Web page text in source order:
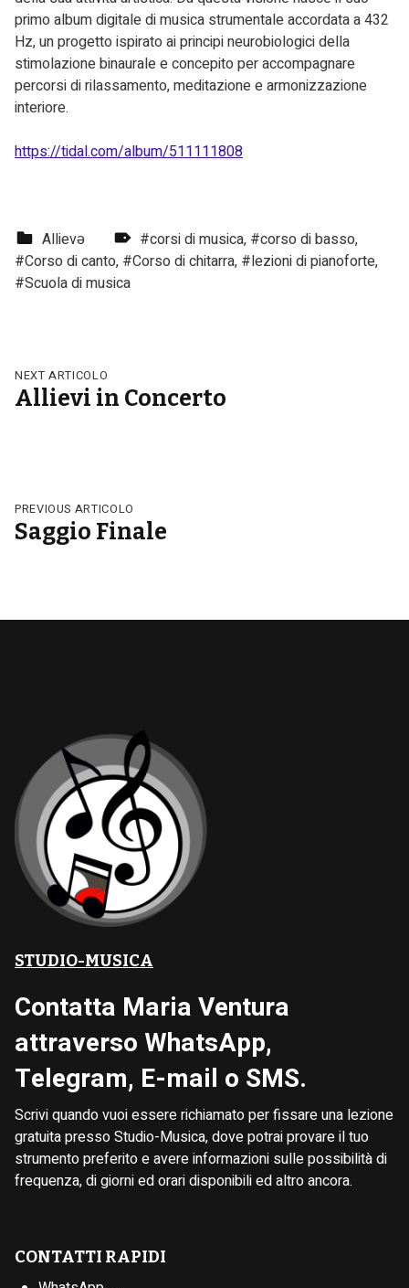
primo album digitale di musica strumentale accordata a 432
Hz, un progetto ispirato ai principi neurobiologici della
stimolazione binaurale e concepito per accompagnare
percorsi di rilassamento, meditazione e armonizzazione
interiore.
https://tidal.com/album/511111808
Categorized in:
Allievə Tagged as:corsi di musica, corso di basso,
Corso di canto, Corso di chitarra, lezioni di pianoforte,
Scuola di musica
Navigazione articoli
PREVIOUS ARTICOLO
Saggio Finale
NEXT ARTICOLO
Allievi in Concerto
STUDIO-MUSICA
Contatta Maria Ventura
attraverso WhatsApp,
Telegram, E-mail o SMS.
Scrivi quando vuoi essere richiamato per fissare una lezione
gratuita presso Studio-Musica, dove potrai provare il tuo
strumento preferito e avere informazioni sulle possibilità di
frequenza, di giorni ed orari disponibili ed altro ancora.
CONTATTI RAPIDI